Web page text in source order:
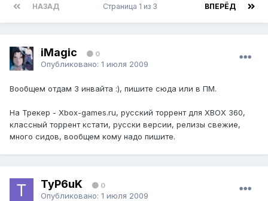
НАЗАД ВПЕРЁД
Страница 1 из 3
iMagic 0
Опубликовано: 1 июля 2009
Вообщем отдам 3 инвайта :), пишите сюда или в ПМ.
На Трекер - Xbox-games.ru, русский торрент для XBOX 360,
классный торрент кстати, русски версии, релизы свежие,
много сидов, вообщем кому надо пишите.
TyP6uK 0
Опубликовано: 1 июля 2009